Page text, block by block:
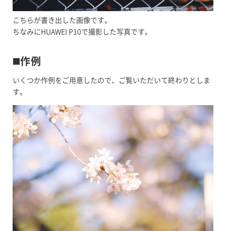
こちらが書き出した画像です。
ちなみにHUAWEI P10で撮影した写真です。
◼️作例
いくつか作例をご用意したので、ご覧いただいて終わりとしま
す。